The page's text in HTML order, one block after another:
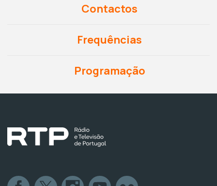
Contactos
Frequências
Programação